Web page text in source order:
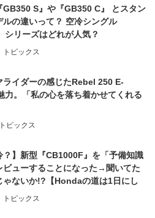
GB350 S』や『GB350 C』 とスタン
ルの違いって？ 空冷シングル
シリーズはどれが人気？
トピックス
ライダーの感じたRebel 250 E-
。「私の心を落ち着かせてくれる
トピックス
？】新型『CB1000F』を「予備知識
ビューすることになった→聞いてた
ゃないか!?【Hondaの道は1日にし
CB1000F ①第一印象 編】
トピックス